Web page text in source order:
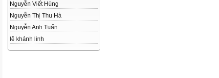
Nguyễn Viết Hùng
Nguyễn Thị Thu Hà
Nguyễn Anh Tuấn
lê khánh linh